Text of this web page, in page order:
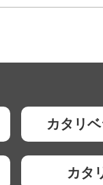
カタリ
カタ